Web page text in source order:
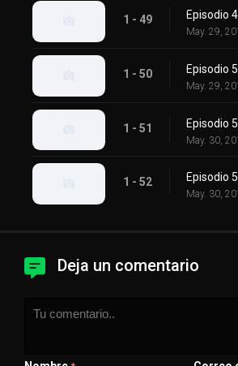
1 - 49 Episodio
May. 29,
1 - 50 Episodio
May. 29,
1 - 51 Episodio
May. 30,
1 - 52 Episodio
May. 30,
Deja un comentario